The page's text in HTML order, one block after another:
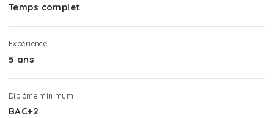
Temps complet
Expérience
5 ans
Diplôme minimum
BAC+2